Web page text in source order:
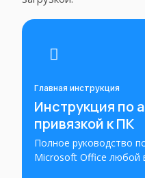
Главная инструкция
Инструкция по
привязкой к ПК
Полное руководство
Microsoft Office любой